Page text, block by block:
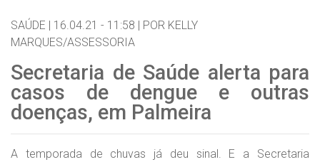
SAÚDE | 16.04.21 - 11:58 | POR KELLY
MARQUES/ASSESSORIA
Secretaria de Saúde alerta para
casos de dengue e outras
doenças, em Palmeira
A temporada de chuvas já deu sinal. E a Secretaria